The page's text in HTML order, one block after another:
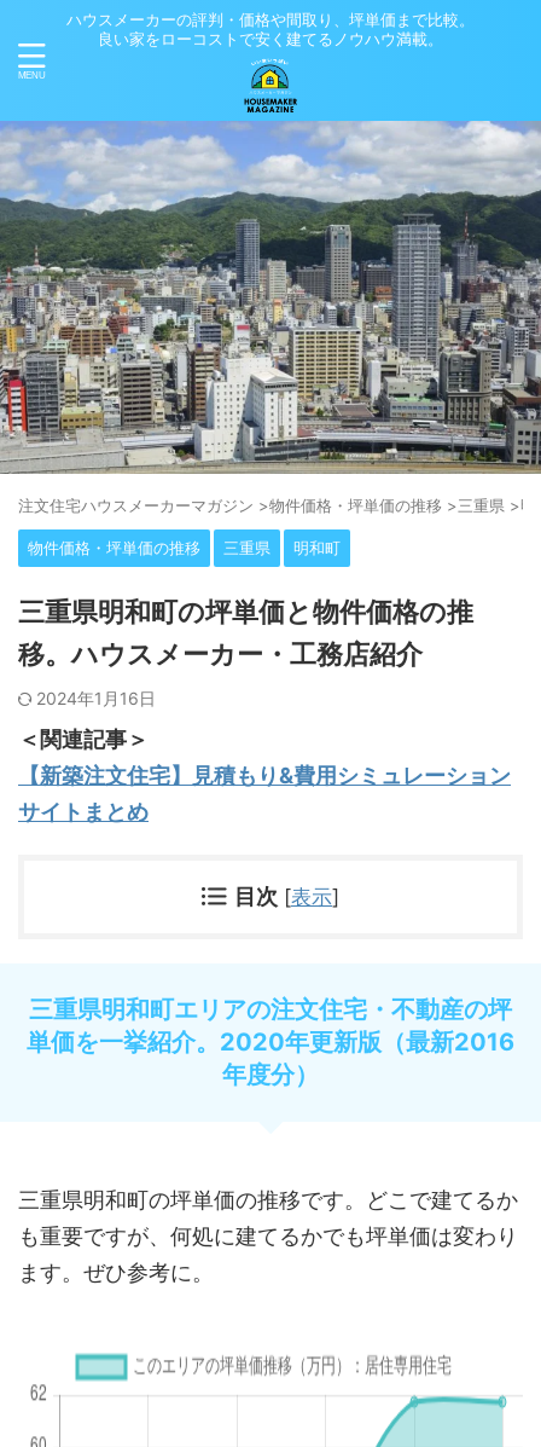
ハウスメーカーの評判・価格や間取り、坪単価まで比較。
良い家をローコストで安く建てるノウハウ満載。
注⽂住宅ハウスメーカーマガジン >物件価格・坪単価の推移 >三重県 >明
物件価格・坪単価の推移 三重県 明和町
三重県明和町の坪単価と物件価格の推
移。ハウスメーカー・工務店紹介
2024年1月16日
＜関連記事＞
【新築注文住宅】見積もり&費用シミュレーション
サイトまとめ
目次 [表示]
三重県明和町エリアの注文住宅・不動産の坪
単価を一挙紹介。2020年更新版（最新2016
年度分）
三重県明和町の坪単価の推移です。どこで建てるか
も重要ですが、何処に建てるかでも坪単価は変わり
ます。ぜひ参考に。